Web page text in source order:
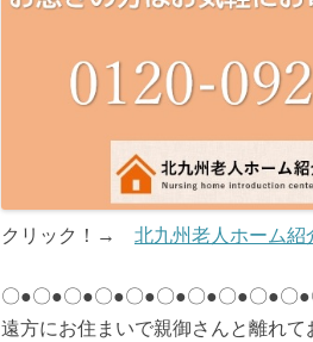
クリック！→ 北九州老人ホーム紹
〇●〇●〇●〇●〇●〇●〇●〇●〇●〇
遠方にお住まいで親御さんと離れて